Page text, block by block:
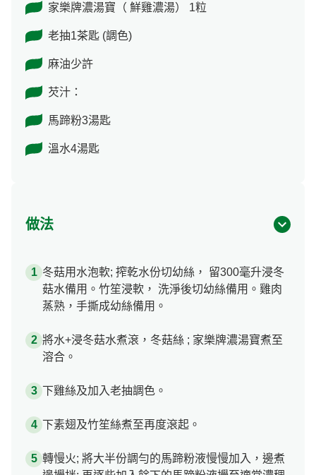
家樂牌濃湯寶（ 鮮雞濃湯） 1粒
老抽1茶匙 (調色)
麻油少許
芡汁：
馬蹄粉3湯匙
溫水4湯匙
做法
冬菇用水泡軟; 搾乾水份切幼絲， 留300毫升浸冬
菇水備用。竹笙浸軟， 洗淨後切幼絲備用。雞肉
蒸熟，手撕成幼絲備用。
將水+浸冬菇水煮滾，冬菇絲 ; 家樂牌濃湯寶煮至
溶合。
下雞絲及加入老抽調色。
下素翅及竹笙絲煮至再度滾起。
轉慢火; 將大半份調勻的馬蹄粉液慢慢加入，邊煮